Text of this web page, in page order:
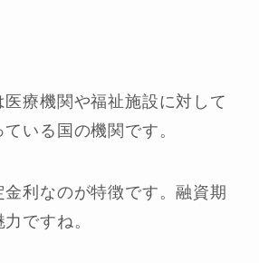
療機関や福祉施設に対して
いる国の機関です。
利なのが特徴です。融資期
ですね。